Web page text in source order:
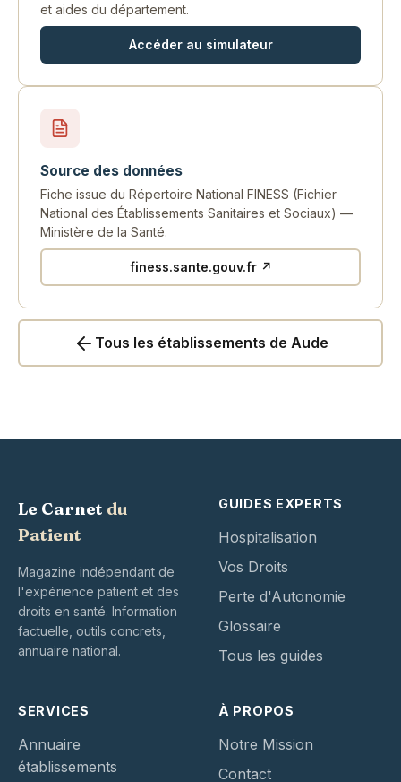
et aides du département.
Accéder au simulateur
Source des données
Fiche issue du Répertoire National FINESS (Fichier
National des Établissements Sanitaires et Sociaux) —
Ministère de la Santé.
finess.sante.gouv.fr ↗
Tous les établissements de Aude
Le Carnet du
Patient
Magazine indépendant de
l'expérience patient et des
droits en santé. Information
factuelle, outils concrets,
annuaire national.
GUIDES EXPERTS
Hospitalisation
Vos Droits
Perte d'Autonomie
Glossaire
Tous les guides
SERVICES
Annuaire
établissements
À PROPOS
Notre Mission
Contact